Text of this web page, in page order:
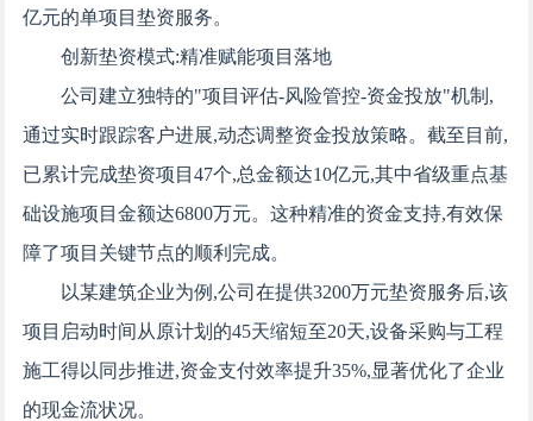
亿元的单项目垫资服务。
创新垫资模式:精准赋能项目落地
公司建立独特的"项目评估-风险管控-资金投放"机制,
通过实时跟踪客户进展,动态调整资金投放策略。截至目前,
已累计完成垫资项目47个,总金额达10亿元,其中省级重点基
础设施项目金额达6800万元。这种精准的资金支持,有效保
障了项目关键节点的顺利完成。
以某建筑企业为例,公司在提供3200万元垫资服务后,该
项目启动时间从原计划的45天缩短至20天,设备采购与工程
施工得以同步推进,资金支付效率提升35%,显著优化了企业
的现金流状况。